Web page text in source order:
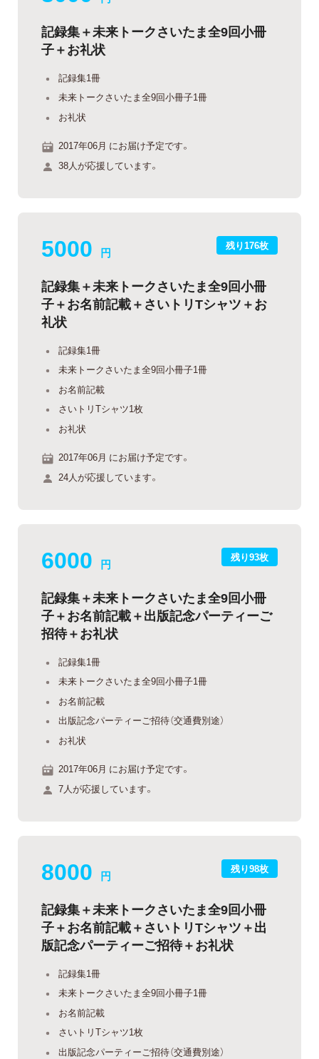
記録集＋未来トークさいたま全9回小冊
子＋お礼状
記録集1冊
未来トークさいたま全9回小冊子1冊
お礼状
2017年06月 にお届け予定です。
38人が応援しています。
残り176枚
5000 円
記録集＋未来トークさいたま全9回小冊
子＋お名前記載＋さいトリTシャツ＋お
礼状
記録集1冊
未来トークさいたま全9回小冊子1冊
お名前記載
さいトリTシャツ1枚
お礼状
2017年06月 にお届け予定です。
24人が応援しています。
残り93枚
6000 円
記録集＋未来トークさいたま全9回小冊
子＋お名前記載＋出版記念パーティーご
招待＋お礼状
記録集1冊
未来トークさいたま全9回小冊子1冊
お名前記載
出版記念パーティーご招待（交通費別途）
お礼状
2017年06月 にお届け予定です。
7人が応援しています。
残り98枚
8000 円
記録集＋未来トークさいたま全9回小冊
子＋お名前記載＋さいトリTシャツ＋出
版記念パーティーご招待＋お礼状
記録集1冊
未来トークさいたま全9回小冊子1冊
お名前記載
さいトリTシャツ1枚
出版記念パーティーご招待（交通費別途）